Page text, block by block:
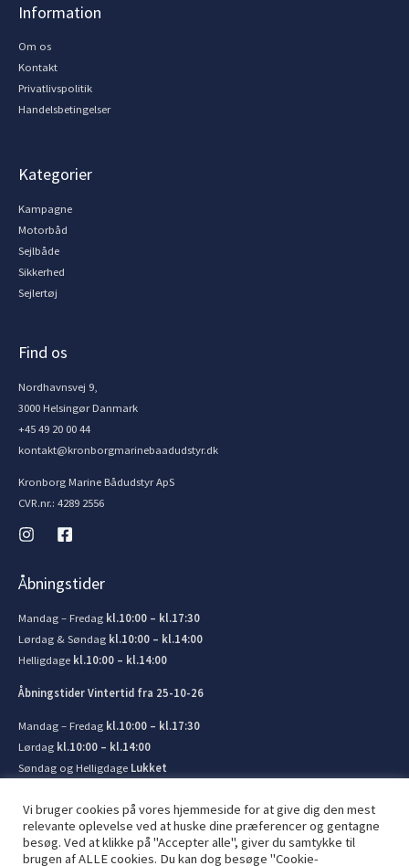
Information
Om os
Kontakt
Privatlivspolitik
Handelsbetingelser
Kategorier
Kampagne
Motorbåd
Sejlbåde
Sikkerhed
Sejlertøj
Find os
Nordhavnsvej 9,
3000 Helsingør Danmark
+45 49 20 00 44
kontakt@kronborgmarinebaadudstyr.dk
Kronborg Marine Bådudstyr ApS
CVR.nr.: 4289 2556
Åbningstider
Mandag – Fredag kl.10:00 – kl.17:30
Lørdag & Søndag kl.10:00 – kl.14:00
Helligdage kl.10:00 – kl.14:00
Åbningstider Vintertid fra 25-10-26
Mandag – Fredag kl.10:00 – kl.17:30
Lørdag kl.10:00 – kl.14:00
Søndag og Helligdage Lukket
Vi bruger cookies på vores hjemmeside for at give dig den mest
relevante oplevelse ved at huske dine præferencer og gentagne
besøg. Ved at klikke på "Accepter alle", giver du samtykke til
brugen af ​​ALLE cookies. Du kan dog besøge "Cookie-